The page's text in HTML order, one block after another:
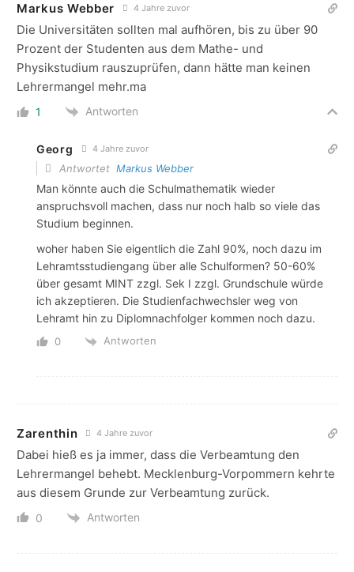
Markus Webber 4 Jahre zuvor
Die Universitäten sollten mal aufhören, bis zu über 90
Prozent der Studenten aus dem Mathe- und
Physikstudium rauszuprüfen, dann hätte man keinen
Lehrermangel mehr.ma
1 Antworten
Georg 4 Jahre zuvor
Antwortet Markus Webber
Man könnte auch die Schulmathematik wieder
anspruchsvoll machen, dass nur noch halb so viele das
Studium beginnen.
woher haben Sie eigentlich die Zahl 90%, noch dazu im
Lehramtsstudiengang über alle Schulformen? 50-60%
über gesamt MINT zzgl. Sek I zzgl. Grundschule würde
ich akzeptieren. Die Studienfachwechsler weg von
Lehramt hin zu Diplomnachfolger kommen noch dazu.
0 Antworten
Zarenthin 4 Jahre zuvor
Dabei hieß es ja immer, dass die Verbeamtung den
Lehrermangel behebt. Mecklenburg-Vorpommern kehrte
aus diesem Grunde zur Verbeamtung zurück.
0 Antworten